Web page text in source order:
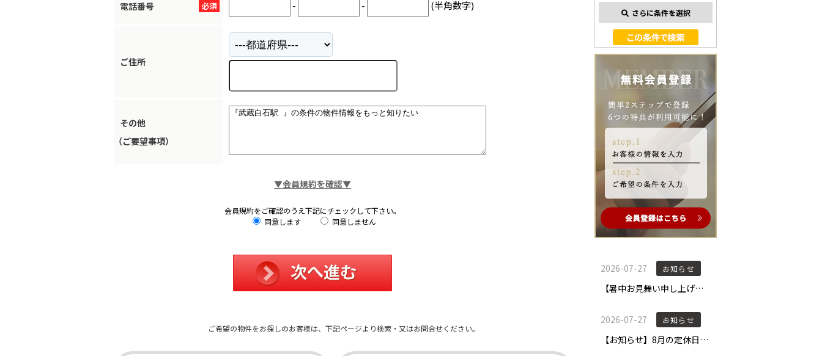
必須
電話番号 - - (半角数字)
ご住所
その他
（ご要望事項）
▼会員規約を確認▼
会員規約をご確認のうえ下記にチェックして下さい。
同意します
同意しません
ご希望の物件をお探しのお客様は、下記ページより検索・又はお問合せください。
さらに条件を選択